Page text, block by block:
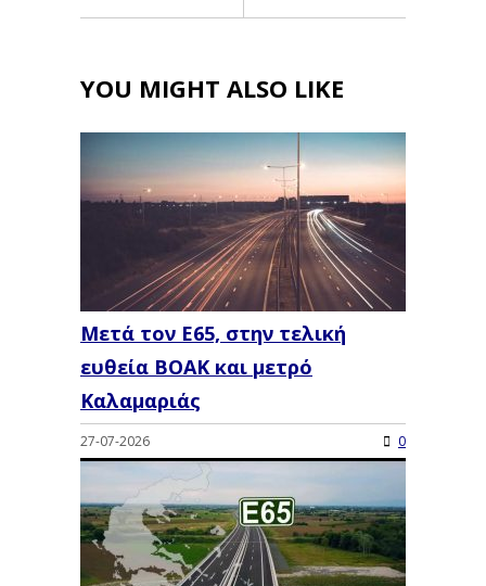
YOU MIGHT ALSO LIKE
Μετά τον Ε65, στην τελική
ευθεία ΒΟΑΚ και μετρό
Καλαμαριάς
27-07-2026 0